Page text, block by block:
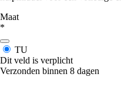
Maat
*
TU
Dit veld is verplicht
Verzonden binnen 8 dagen